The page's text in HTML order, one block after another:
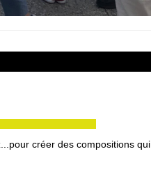
créer des compositions qui